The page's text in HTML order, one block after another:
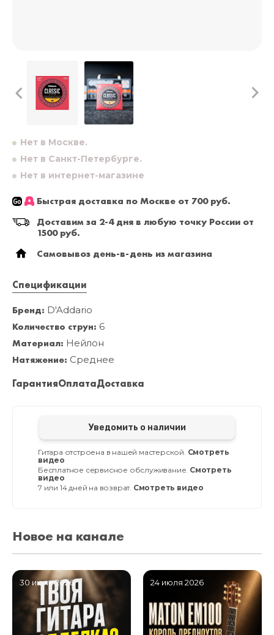
Нет в Москве.
Нет в Санкт-Петербурге.
Нет в интернет-магазине
Быстрая доставка по Москве от 700 руб.
Доставим за 2-4 дня в любую точку России от
1500 руб.
Самовывоз день-в-день из магазина
Спецификации
Бренд: D'Addario
Количество струн: 6
Материал: Нейлон
Натяжение: Среднее
ГарантияОплатаДоставка
Уведомить о наличии
Гитара отстроена в нашей мастерской. Смотреть
видео
Бесплатное сервисное обслуживание. Смотреть
видео
7 или 14 дней на возврат. Смотреть видео
Новое на канале
30 июля 2026 24 июля 2026